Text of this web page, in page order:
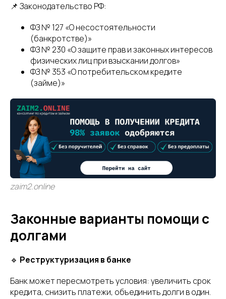
📌 Законодательство РФ:
ФЗ № 127 «О несостоятельности
(банкротстве)»
ФЗ № 230 «О защите прав и законных интересов
физических лиц при взыскании долгов»
ФЗ № 353 «О потребительском кредите
(займе)»
zaim2.online
Законные варианты помощи с
долгами
🔹 Реструктуризация в банке
Банк может пересмотреть условия: увеличить срок
кредита, снизить платежи, объединить долги в один.